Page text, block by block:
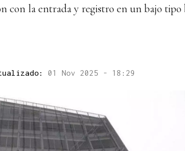
con la entrada y registro en un bajo
01 Nov 2025 - 18:29